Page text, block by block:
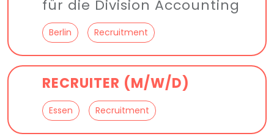
für die Division Accounting
Berlin Recruitment
RECRUITER (M/W/D)
Essen Recruitment